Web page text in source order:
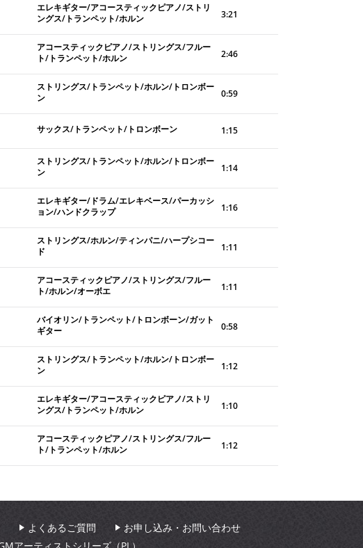
エレキギター/アコースティックピアノ/ストリ
ングス/トランペット/ホルン
3:21
アコースティックピアノ/ストリングス/フルー
ト/トランペット/ホルン
2:46
ストリングス/トランペット/ホルン/トロンボー
ン
0:59
サックス/トランペット/トロンボーン 1:15
ストリングス/トランペット/ホルン/トロンボー
ン
1:14
エレキギター/ドラム/エレキベース/パーカッシ
ョン/ハンドクラップ
1:16
ストリングス/ホルン/ティンパニ/ハープシコー
ド
1:11
アコースティックピアノ/ストリングス/フルー
ト/ホルン/オーボエ
1:11
バイオリン/トランペット/トロンボーン/ガット
ギター
0:58
ストリングス/トランペット/ホルン/トロンボー
ン
1:12
エレキギター/アコースティックピアノ/ストリ
ングス/トランペット/ホルン
1:10
アコースティックピアノ/ストリングス/フルー
ト/トランペット/ホルン
1:12
よくあるご質問
お申し込み・お問い合わせ
アーティストシリーズ（PL）